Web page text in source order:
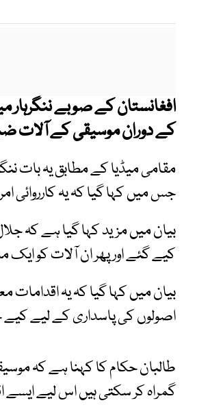
افغانستان کے صوبے
کے دوران موسیقی کے آلات
مقامی میڈیا کے مطابق یہ بات
جس میں کہا گیا کہ یہ کارروائی
کیے گئے اور پھر ان آلات کو
بیان میں کہا گیا کہ یہ
اصولوں کی پاسداری کے لیے کیے
طالبان حکام کا کہنا ہے کہ
گمراہ کر سکتی ہیں اس لیے ایسے